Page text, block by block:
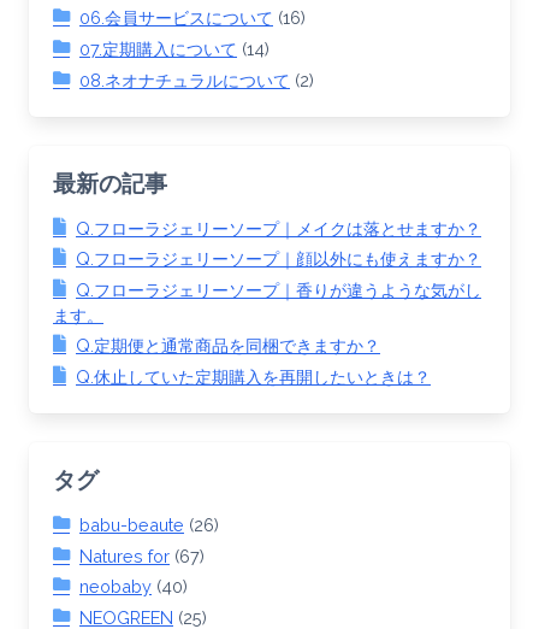
06.会員サービスについて (16)
07.定期購入について (14)
08.ネオナチュラルについて (2)
最新の記事
Q.フローラジェリーソープ｜メイクは落とせますか？
Q.フローラジェリーソープ｜顔以外にも使えますか？
Q.フローラジェリーソープ｜香りが違うような気がし
ます。
Q.定期便と通常商品を同梱できますか？
Q.休止していた定期購入を再開したいときは？
タグ
babu-beaute (26)
Natures for (67)
neobaby (40)
NEOGREEN (25)